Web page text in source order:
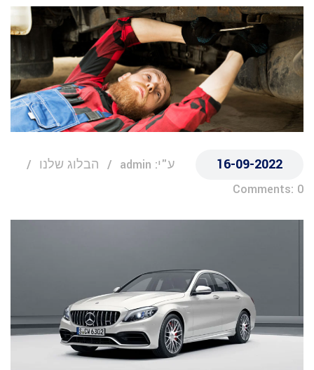
16-09-2022 ע"י: admin
הבלוג שלנו
Comments: 0